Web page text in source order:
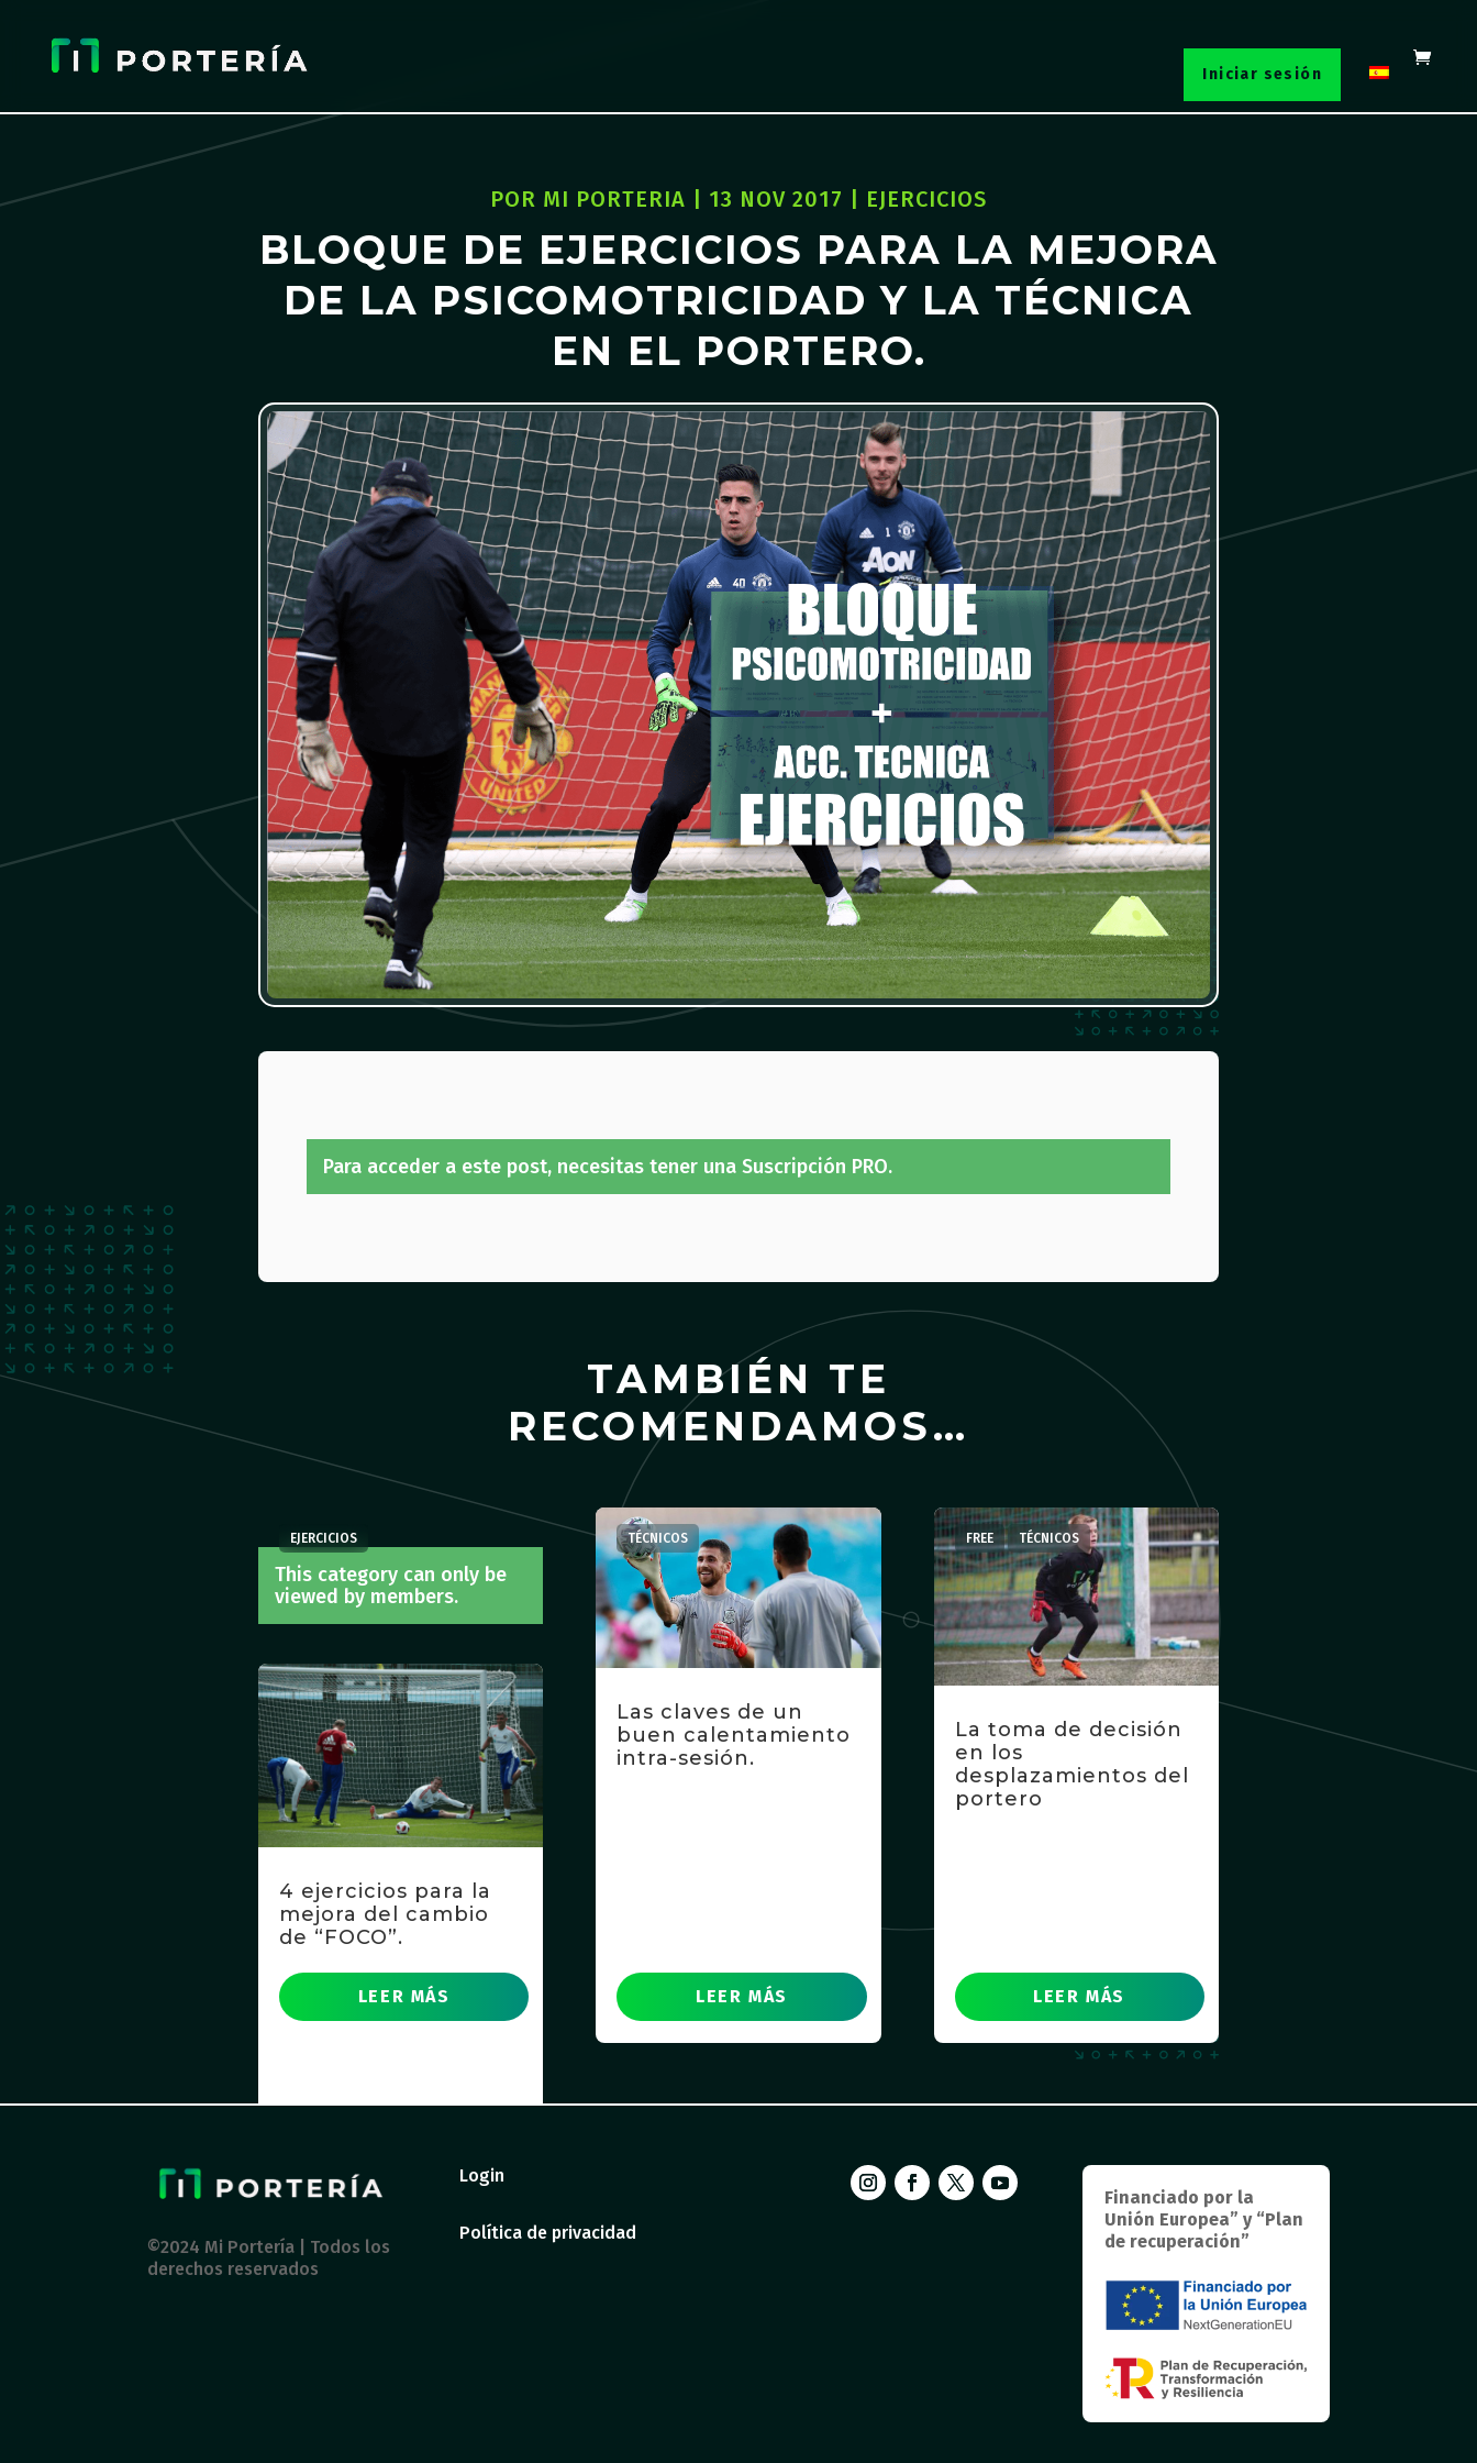
Iniciar sesión
POR MI PORTERIA 13 NOV 2017 EJERCICIOS
BLOQUE DE EJERCICIOS PARA LA MEJORA
DE LA PSICOMOTRICIDAD Y LA TÉCNICA
EN EL PORTERO.
Para acceder a este post, necesitas tener una Suscripción PRO.
TAMBIÉN TE
RECOMENDAMOS…
This category can only be
viewed by members.
4 ejercicios para la
mejora del cambio
de “FOCO”.
EJERCICIOS
LEER MÁS
Las claves de un
buen calentamiento
intra-sesión.
TÉCNICOS
LEER MÁS
La toma de decisión
en los
desplazamientos del
portero
FREE , TÉCNICOS
LEER MÁS
©2024 Mi Portería | Todos los
derechos reservados
Login
Política de privacidad
Financiado por la
Unión Europea” y “Plan
de recuperación”